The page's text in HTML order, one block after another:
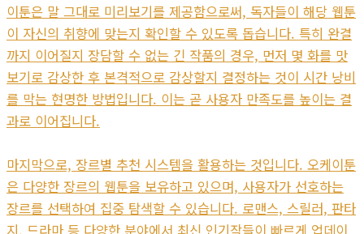
이툰은 말 그대로 미리보기를 제공함으로써, 독자들이 해당 웹툰
이 자신의 취향에 맞는지 확인할 수 있도록 돕습니다. 특히 완결
까지 이어질지 장담할 수 없는 긴 작품의 경우, 먼저 몇 화를 맛
보기로 감상한 후 본격적으로 감상할지 결정하는 것이 시간 낭비
를 막는 현명한 방법입니다. 이는 곧 사용자 만족도를 높이는 결
과로 이어집니다.
마지막으로, 장르별 추천 시스템을 활용하는 것입니다. 오케이툰
은 다양한 장르의 웹툰을 보유하고 있으며, 사용자가 선호하는
장르를 선택하여 집중 탐색할 수 있습니다. 로맨스, 스릴러, 판타
지, 드라마 등 다양한 분야에서 최신 인기작들이 빠르게 업데이